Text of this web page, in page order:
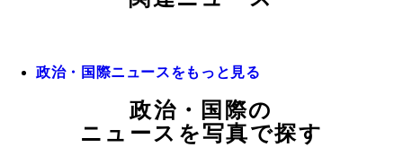
政治・国際ニュースをもっと見る
政治・国際の
ニュースを写真で探す